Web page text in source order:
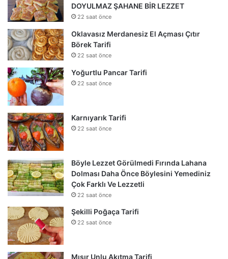
DOYULMAZ ŞAHANE BİR LEZZET
22 saat önce
Oklavasız Merdanesiz El Açması Çıtır
Börek Tarifi
22 saat önce
Yoğurtlu Pancar Tarifi
22 saat önce
Karnıyarık Tarifi
22 saat önce
Böyle Lezzet Görülmedi Fırında Lahana
Dolması Daha Önce Böylesini Yemediniz
Çok Farklı Ve Lezzetli
22 saat önce
Şekilli Poğaça Tarifi
22 saat önce
Mısır Unlu Akıtma Tarifi